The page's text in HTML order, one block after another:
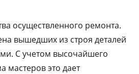
осуществленного ремонта.
вышедших из строя деталей
С учетом высочайшего
мастеров это дает